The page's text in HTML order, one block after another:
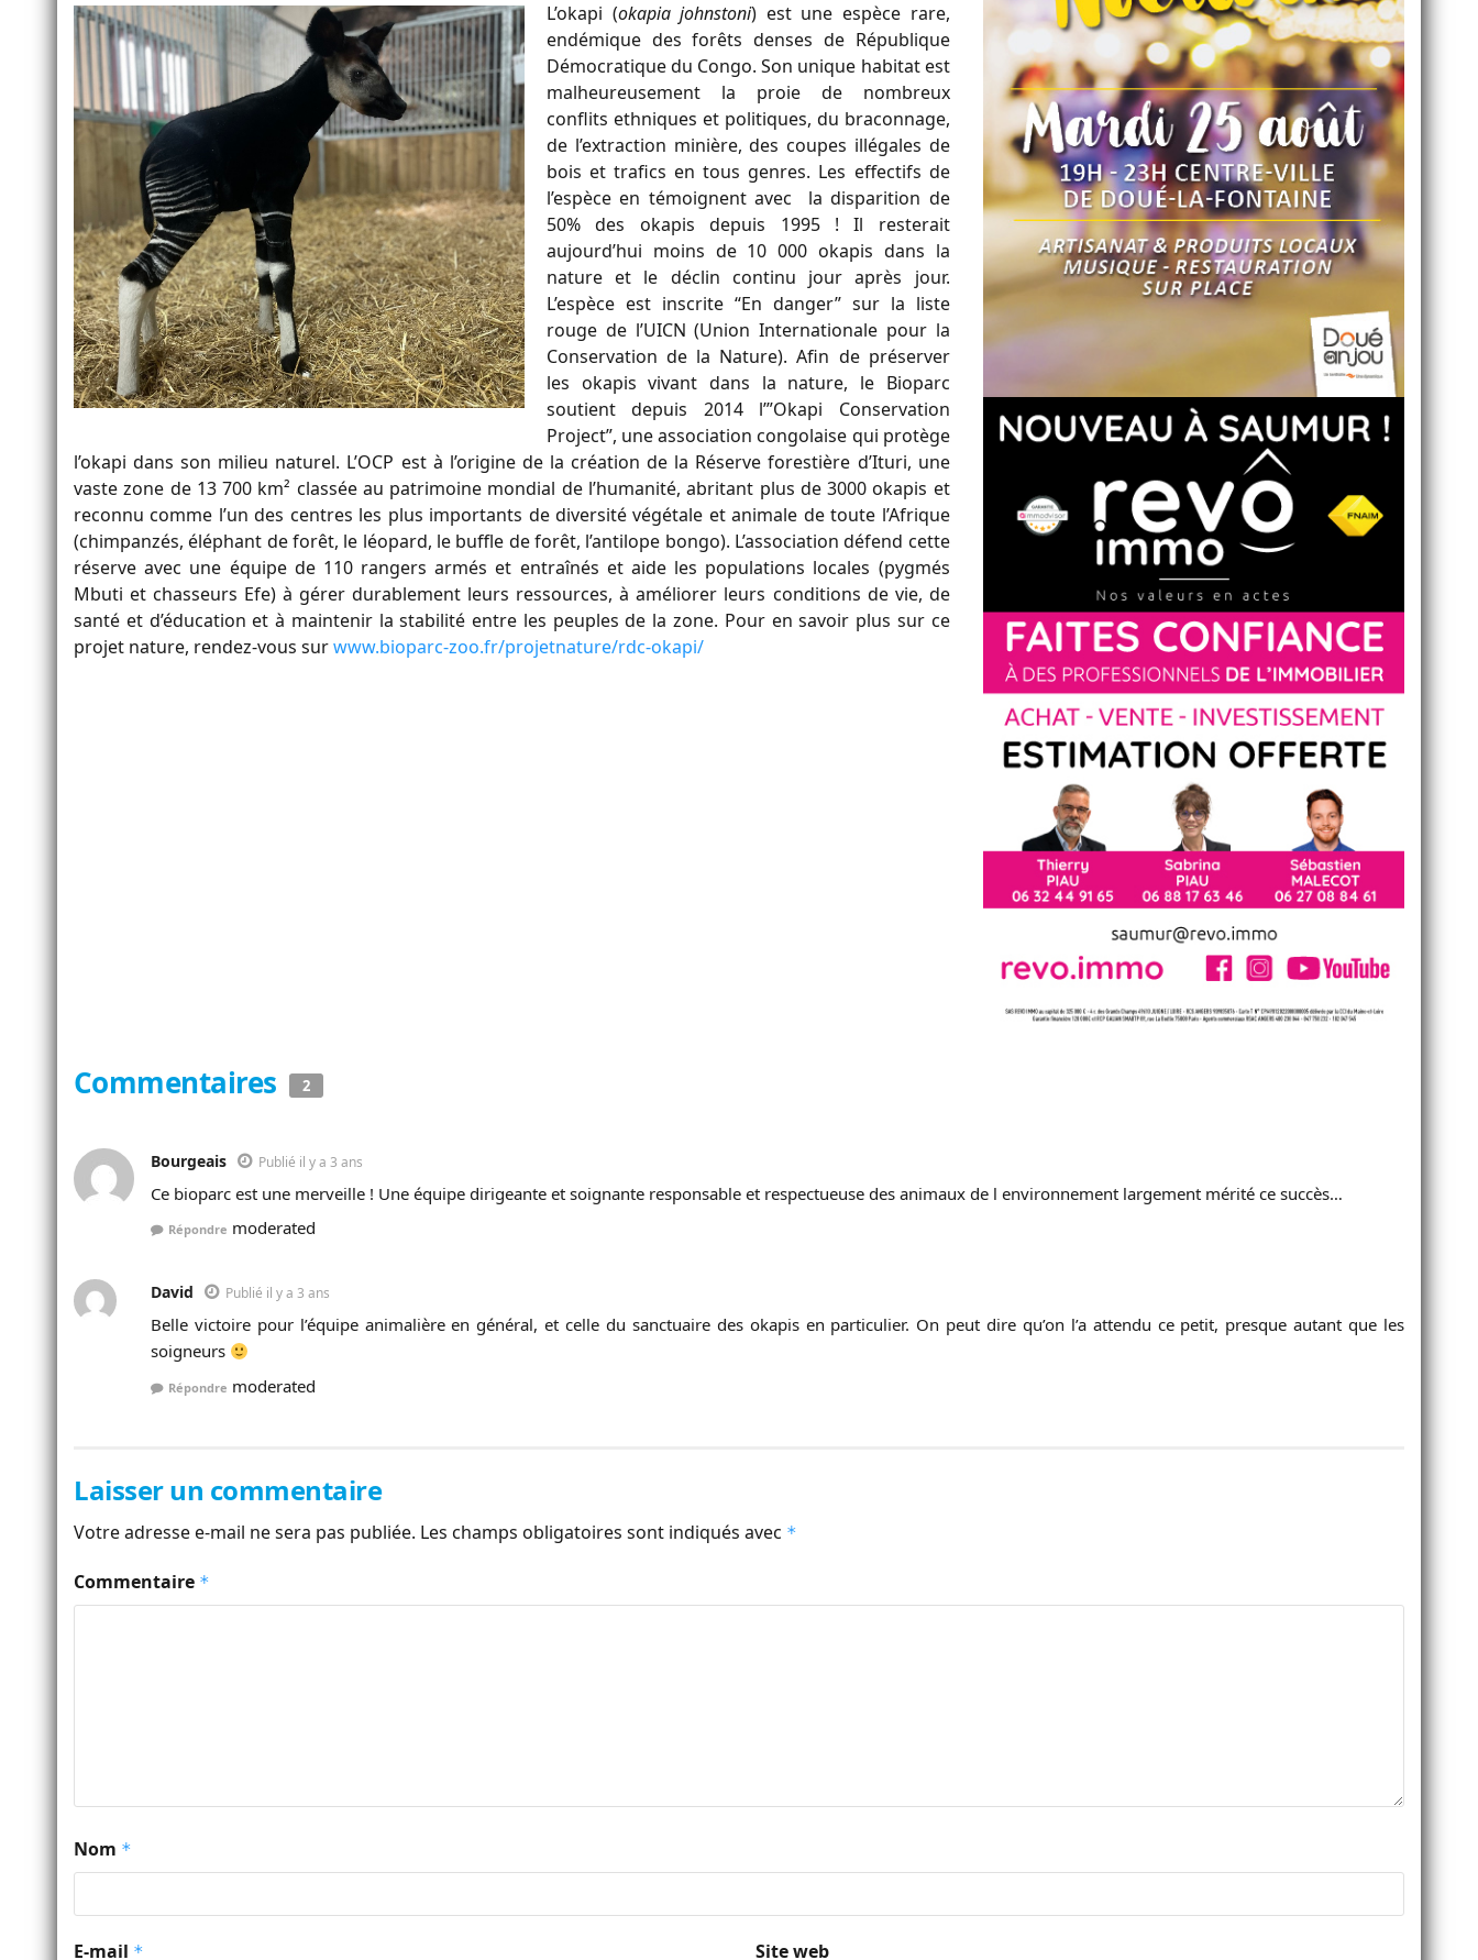
L’okapi (okapia johnstoni) est une espèce rare,
endémique des forêts denses de République
Démocratique du Congo. Son unique habitat est
malheureusement la proie de nombreux
conflits ethniques et politiques, du braconnage,
de l’extraction minière, des coupes illégales de
bois et trafics en tous genres. Les effectifs de
l’espèce en témoignent avec la disparition de
50% des okapis depuis 1995 ! Il resterait
aujourd’hui moins de 10 000 okapis dans la
nature et le déclin continu jour après jour.
L’espèce est inscrite “En danger” sur la liste
rouge de l’UICN (Union Internationale pour la
Conservation de la Nature). Afin de préserver
les okapis vivant dans la nature, le Bioparc
soutient depuis 2014 l’”Okapi Conservation
Project”, une association congolaise qui protège
l’okapi dans son milieu naturel. L’OCP est à l’origine de la création de la Réserve forestière d’Ituri, une
vaste zone de 13 700 km² classée au patrimoine mondial de l’humanité, abritant plus de 3000 okapis et
reconnu comme l’un des centres les plus importants de diversité végétale et animale de toute l’Afrique
(chimpanzés, éléphant de forêt, le léopard, le buffle de forêt, l’antilope bongo). L’association défend cette
réserve avec une équipe de 110 rangers armés et entraînés et aide les populations locales (pygmés
Mbuti et chasseurs Efe) à gérer durablement leurs ressources, à améliorer leurs conditions de vie, de
santé et d’éducation et à maintenir la stabilité entre les peuples de la zone. Pour en savoir plus sur ce
projet nature, rendez-vous surwww.bioparc-zoo.fr/projetnature/rdc-okapi/
Commentaires 2
Bourgeais Publié il y a 3 ans
Ce bioparc est une merveille ! Une équipe dirigeante et soignante responsable et respectueuse des animaux de l environnement largement mérité ce succès…
Répondre moderated
David Publié il y a 3 ans
Belle victoire pour l’équipe animalière en général, et celle du sanctuaire des okapis en particulier. On peut dire qu’on l’a attendu ce petit, presque autant que les
soigneurs
Répondre moderated
Laisser un commentaire
Votre adresse e-mail ne sera pas publiée. Les champs obligatoires sont indiqués avec *
Commentaire *
Nom *
E-mail * Site web